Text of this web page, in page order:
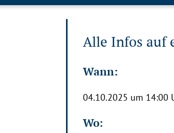
Alle Infos auf
Wann:
04.10.2025 um 14:00
Wo: